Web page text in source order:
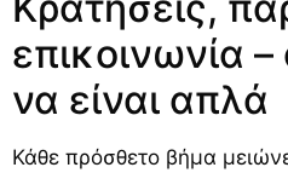
επικοινωνία
να είναι απλά
Κάθε πρόσθετο βήμα